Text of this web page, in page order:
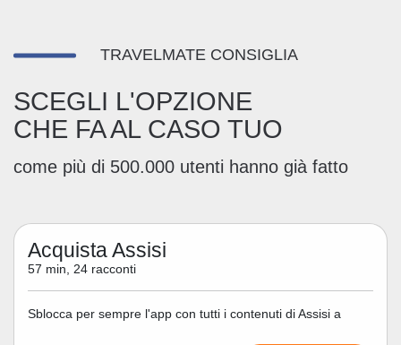
TRAVELMATE CONSIGLIA
SCEGLI L'OPZIONE
CHE FA AL CASO TUO
come più di 500.000 utenti hanno già fatto
Acquista Assisi
57 min, 24 racconti
Sblocca per sempre l'app con tutti i contenuti di Assisi a